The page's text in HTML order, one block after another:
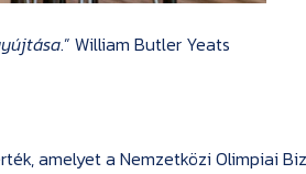
.” William Butler Yeats
amelyet a Nemzetközi Olimpiai